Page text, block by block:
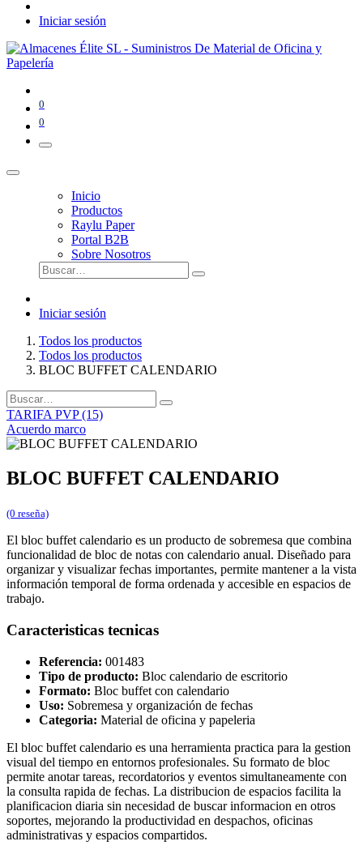
Iniciar sesión
0
0
Inicio
Productos
Raylu Paper
Portal B2B
Sobre Nosotros
Iniciar sesión
Todos los productos
Todos los productos
BLOC BUFFET CALENDARIO
TARIFA PVP (15)
Acuerdo marco
BLOC BUFFET CALENDARIO
(0 reseña)
El bloc buffet calendario es un producto de sobremesa que combina
funcionalidad de bloc de notas con calendario anual. Diseñado para
organizar y visualizar fechas importantes, permite mantener a la vista
información temporal de forma ordenada y accesible en espacios de
trabajo.
Caracteristicas tecnicas
Referencia: 001483
Tipo de producto: Bloc calendario de escritorio
Formato: Bloc buffet con calendario
Uso: Sobremesa y organización de fechas
Categoria: Material de oficina y papeleria
El bloc buffet calendario es una herramienta practica para la gestion
visual del tiempo en entornos profesionales. Su formato de bloc
permite anotar tareas, recordatorios y eventos simultaneamente con
la consulta rapida de fechas. La distribucion de espacios facilita la
planificacion diaria sin necesidad de buscar informacion en otros
soportes, mejorando la productividad en despachos, oficinas
administrativas y espacios compartidos.